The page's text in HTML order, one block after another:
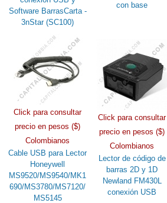
Software BarrasCarta -
3nStar (SC100)
con base
Click para consultar
precio en pesos ($)
Colombianos
Cable USB para Lector
Honeywell
MS9520/MS9540/MK1
690/MS3780/MS7120/
MS5145
Click para consultar
precio en pesos ($)
Colombianos
Lector de código de
barras 2D y 1D
Newland FM430L
conexión USB